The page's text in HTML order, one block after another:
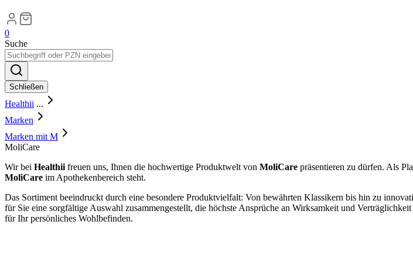
0
Suche
Schließen
Healthii ...
Marken
Marken mit M
MoliCare
Wir bei Healthii freuen uns, Ihnen die hochwertige Produktwelt von MoliCare präsentieren zu dürfen. Als
MoliCare im Apothekenbereich steht.
Das Sortiment beeindruckt durch eine besondere Produktvielfalt: Von bewährten Klassikern bis hin zu
für Sie eine sorgfältige Auswahl zusammengestellt, die höchste Ansprüche an Wirksamkeit und
für Ihr persönliches Wohlbefinden.